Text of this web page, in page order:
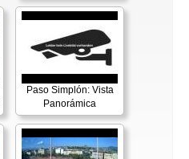
Paso Simplón: Vista
Panorámica